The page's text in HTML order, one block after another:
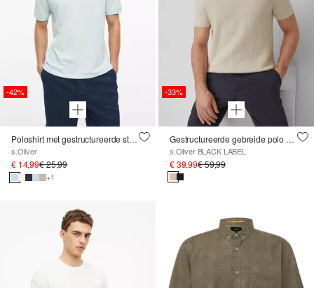
-42%
Poloshirt met gestructureerde strepen
s.Oliver
€ 14,99€ 25,99
+1
-33%
Gestructureerde gebreide polo met geribde boorden
s.Oliver BLACK LABEL
€ 39,99€ 59,99